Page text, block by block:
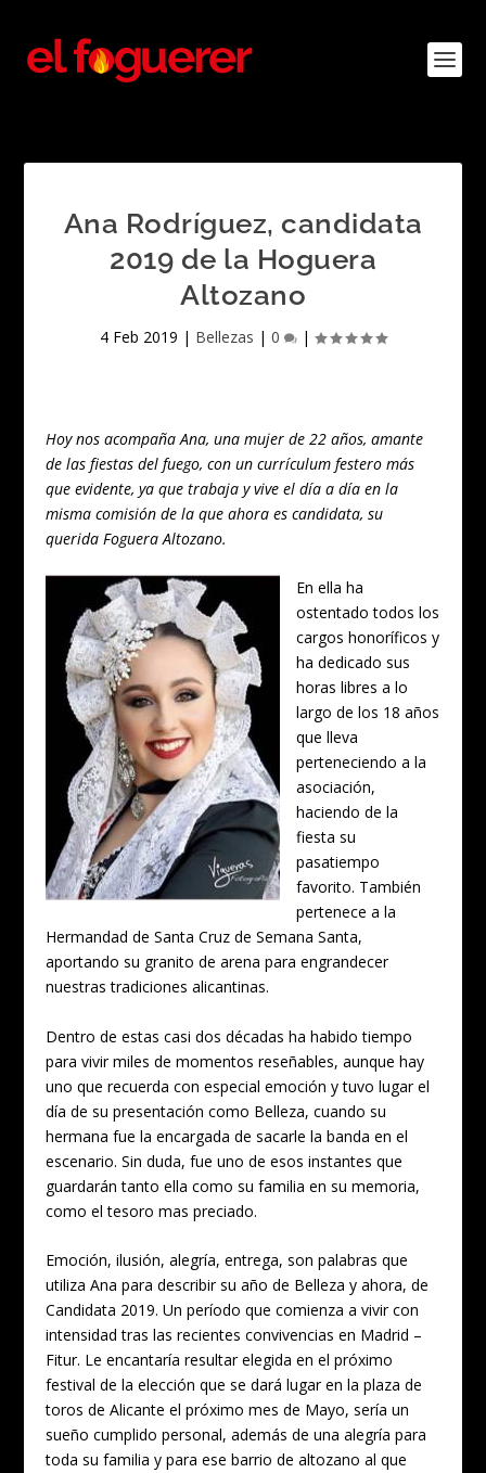
Ana Rodríguez, candidata
2019 de la Hoguera
Altozano
4 Feb 2019 | Bellezas | 0 |
Hoy nos acompaña Ana, una mujer de 22 años, amante
de las fiestas del fuego, con un currículum festero más
que evidente, ya que trabaja y vive el día a día en la
misma comisión de la que ahora es candidata, su
querida Foguera Altozano.
En ella ha
ostentado todos los
cargos honoríficos y
ha dedicado sus
horas libres a lo
largo de los 18 años
que lleva
perteneciendo a la
asociación,
haciendo de la
fiesta su
pasatiempo
favorito. También
pertenece a la
Hermandad de Santa Cruz de Semana Santa,
aportando su granito de arena para engrandecer
nuestras tradiciones alicantinas.
Dentro de estas casi dos décadas ha habido tiempo
para vivir miles de momentos reseñables, aunque hay
uno que recuerda con especial emoción y tuvo lugar el
día de su presentación como Belleza, cuando su
hermana fue la encargada de sacarle la banda en el
escenario. Sin duda, fue uno de esos instantes que
guardarán tanto ella como su familia en su memoria,
como el tesoro mas preciado.
Emoción, ilusión, alegría, entrega, son palabras que
utiliza Ana para describir su año de Belleza y ahora, de
Candidata 2019. Un período que comienza a vivir con
intensidad tras las recientes convivencias en Madrid –
Fitur. Le encantaría resultar elegida en el próximo
festival de la elección que se dará lugar en la plaza de
toros de Alicante el próximo mes de Mayo, sería un
sueño cumplido personal, además de una alegría para
toda su familia y para ese barrio de altozano al que